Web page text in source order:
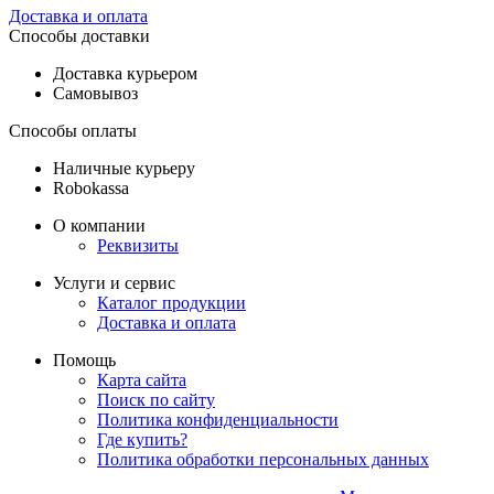
Доставка и оплата
Способы доставки
Доставка курьером
Самовывоз
Способы оплаты
Наличные курьеру
Robokassa
О компании
Реквизиты
Услуги и сервис
Каталог продукции
Доставка и оплата
Помощь
Карта сайта
Поиск по сайту
Политика конфиденциальности
Где купить?
Политика обработки персональных данных